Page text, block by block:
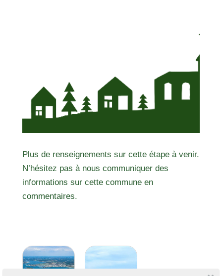
Plus de renseignements sur cette étape à venir.
N’hésitez pas à nous communiquer des
informations sur cette commune en
commentaires.